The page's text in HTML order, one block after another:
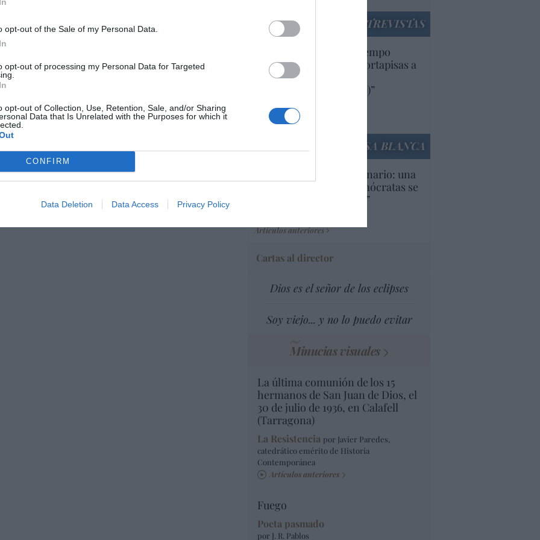
opt-out of the Sale of my Personal Data.
opt-out of processing my Personal Data for Targeted
opt-out of Collection, Use, Retention, Sale, and/or Sharing
Data that Is Unrelated with the Purposes for which it
CONFIRM
Data Deletion Data Access Privacy Policy
en la muy ‘woke’ ciudad de
destrozan una imagen de la Virgen
ENTREVISTAS
“Europa lleva mucho tiempo
poniendo aranceles y cortapisas a
productos y compañías
americanas (y europeas)”
por Ana Sánchez Arjona
Artículos anteriores
LA CASA BLANCA
EEUU. Inquietante escenario: una
tercera parte de los demócratas se
define como “socialista”
Artículos anteriores
Cartas al director
Dios es el señor de los eclipses
Soy viejo... y no lo puedo evitar
Minucias visuales
La última comunión de los 15
hermanos de San Juan de Dios, el
30 de julio de 1936, en Calafell
(Tarragona)
La Resistencia por Javier Paredes,
catedrático emérito de Historia
Contemporánea
Artículos anteriores
Fuego
Poeta pasmado
por J. R. Pablos